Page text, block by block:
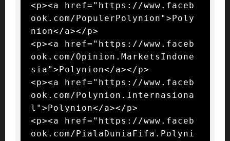
<p><a href="https://www.faceb
ook.com/PopulerPolynion">Poly
nion</a></p>
<p><a href="https://www.faceb
ook.com/Opinion.MarketsIndone
sia">Polynion</a></p>
<p><a href="https://www.faceb
ook.com/Polynion.Internasiona
l">Polynion</a></p>
<p><a href="https://www.faceb
ook.com/PialaDuniaFifa.Polyni